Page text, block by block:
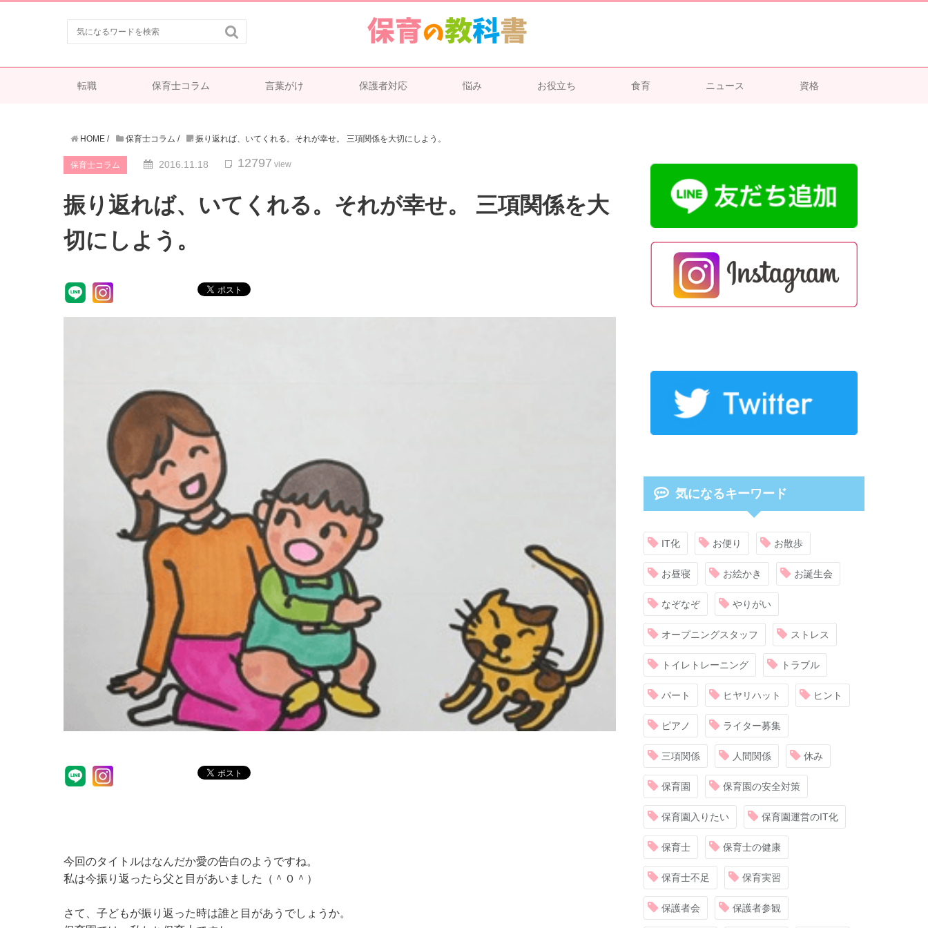

転職 保育士コラム 言葉がけ 保護者対応 悩み お役立ち 食育 ニュース 資格
HOME / 保育士コラム / 振り返れば、いてくれる。それが幸せ。 三項関係を大切にしよう。
保育士コラム 2016.11.18 12797 view
振り返れば、いてくれる。それが幸せ。 三項関係を大
切にしよう。
今回のタイトルはなんだか愛の告白のようですね。
私は今振り返ったら父と目があいました（＾０＾）
さて、子どもが振り返った時は誰と目があうでしょうか。
気になるキーワード
IT化 お便り お散歩
お昼寝 お絵かき お誕生会
なぞなぞ やりがい
オープニングスタッフ ストレス
トイレトレーニング トラブル
パート ヒヤリハット ヒント
ピアノ ライター募集
三項関係 人間関係 休み
保育園 保育園の安全対策
保育園入りたい 保育園運営のIT化
保育士 保育士の健康
保育士不足 保育実習
保護者会 保護者参観